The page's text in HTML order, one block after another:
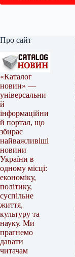
Про сайт
«Каталог
новин» —
універсальни
й
інформаційни
й портал, що
збирає
найважливіші
новини
України в
одному місці:
економіку,
політику,
суспільне
життя,
культуру та
науку. Ми
прагнемо
давати
читачам